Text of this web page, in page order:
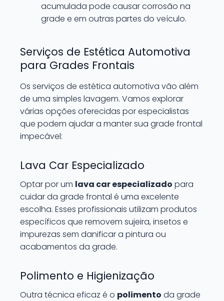
acumulada pode causar corrosão na
grade e em outras partes do veículo.
Serviços de Estética Automotiva
para Grades Frontais
Os serviços de estética automotiva vão além
de uma simples lavagem. Vamos explorar
várias opções oferecidas por especialistas
que podem ajudar a manter sua grade frontal
impecável:
Lava Car Especializado
Optar por um lava car especializado para
cuidar da grade frontal é uma excelente
escolha. Esses profissionais utilizam produtos
específicos que removem sujeira, insetos e
impurezas sem danificar a pintura ou
acabamentos da grade.
Polimento e Higienização
Outra técnica eficaz é o polimento da grade